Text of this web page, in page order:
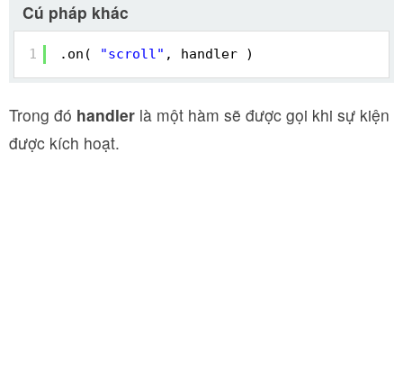
Cú pháp khác
1 .on( "scroll" , handler )
Trong đó handler là một hàm sẽ được gọi khi sự kiện
được kích hoạt.